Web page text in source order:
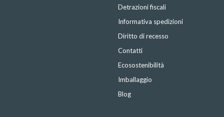
Detrazioni fiscali
Informativa spedizioni
Diritto di recesso
Contatti
Ecosostenibilità
Imballaggio
Blog